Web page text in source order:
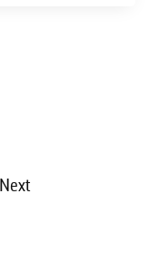
Next